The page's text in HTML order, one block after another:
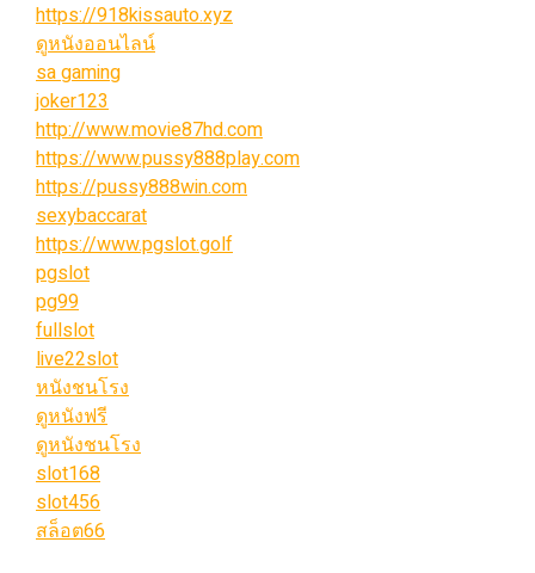
https://918kissauto.xyz
ดูหนังออนไลน์
sa gaming
joker123
http://www.movie87hd.com
https://www.pussy888play.com
https://pussy888win.com
sexybaccarat
https://www.pgslot.golf
pgslot
pg99
fullslot
live22slot
หนังชนโรง
ดูหนังฟรี
ดูหนังชนโรง
slot168
slot456
สล็อต66